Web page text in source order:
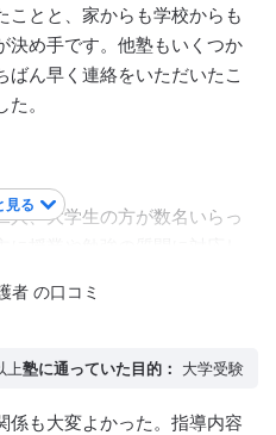
ことと、家からも学校からも
決め手です。他塾もいくつか
ん早く連絡をいただいたこ
。
人、大学生の方が数名いらっ
受験戦略や志望校など、受
ました。先生方のアドバイ
、受験中何度も励まされまし
、担当アドバイザーの方と相
見る
者 の口コミ
上塾に通っていた目的： 大学受験
係も大変よかった。指導内容